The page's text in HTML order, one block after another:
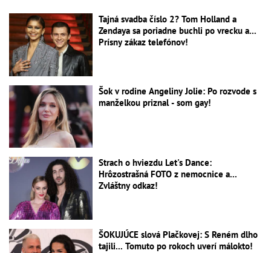
Tajná svadba číslo 2? Tom Holland a
Zendaya sa poriadne buchli po vrecku a...
Prísny zákaz telefónov!
Šok v rodine Angeliny Jolie: Po rozvode s
manželkou priznal - som gay!
Strach o hviezdu Let's Dance:
Hrôzostrašná FOTO z nemocnice a...
Zvláštny odkaz!
ŠOKUJÚCE slová Plačkovej: S Reném dlho
tajili... Tomuto po rokoch uverí málokto!